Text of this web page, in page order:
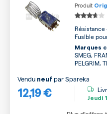
Produit
Résistance
Fuslble
Marques
SMEG,
PELGRIM,
12,19 €
Vendu neuf parSpareka
Jeudi